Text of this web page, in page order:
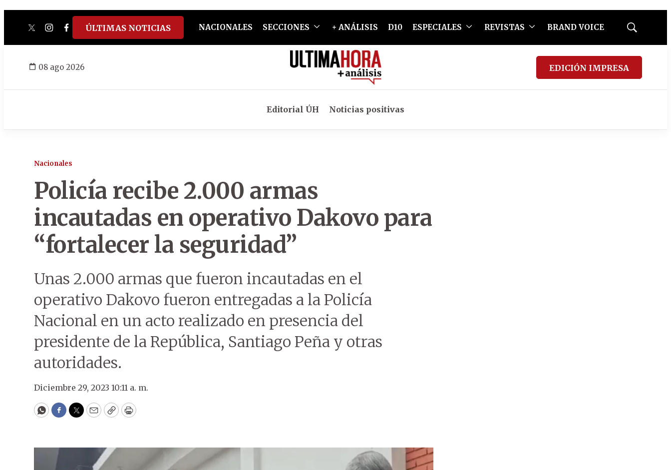
twitterinstagram
facebook
tiktokyoutube
spotify
ÚLTIMAS NOTICIAS NACIONALES SECCIONES + ANÁLISIS D10 ESPECIALES REVISTAS BRAND VOICE
Mostrar
08 ago 2026 EDICIÓN IMPRESA
Editorial ÚH Noticias positivas
Nacionales
Policía recibe 2.000 armas
incautadas en operativo Dakovo para
“fortalecer la seguridad”
Unas 2.000 armas que fueron incautadas en el
operativo Dakovo fueron entregadas a la Policía
Nacional en un acto realizado en presencia del
presidente de la República, Santiago Peña y otras
autoridades.
Diciembre 29, 2023 10:11 a. m.
WhatsApp
Facebook
Twitter
EmailCopyPrint